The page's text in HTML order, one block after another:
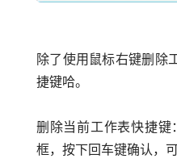
除了使用鼠标右键删除
捷键哈。
删除当前工作表快捷键
框，按下回车键确认，